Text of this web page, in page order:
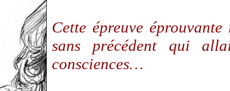
Cette épreuve
sans précédent qui
consciences…